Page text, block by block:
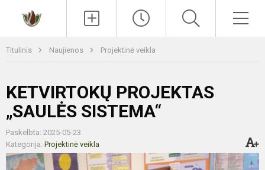
Titulinis Naujienos Projektinė veikla
KETVIRTOKŲ PROJEKTAS
„SAULĖS SISTEMA“
Paskelbta: 2025-05-23
Kategorija: Projektinė veikla